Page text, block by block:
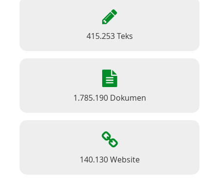
415.253 Teks
1.785.190 Dokumen
140.130 Website